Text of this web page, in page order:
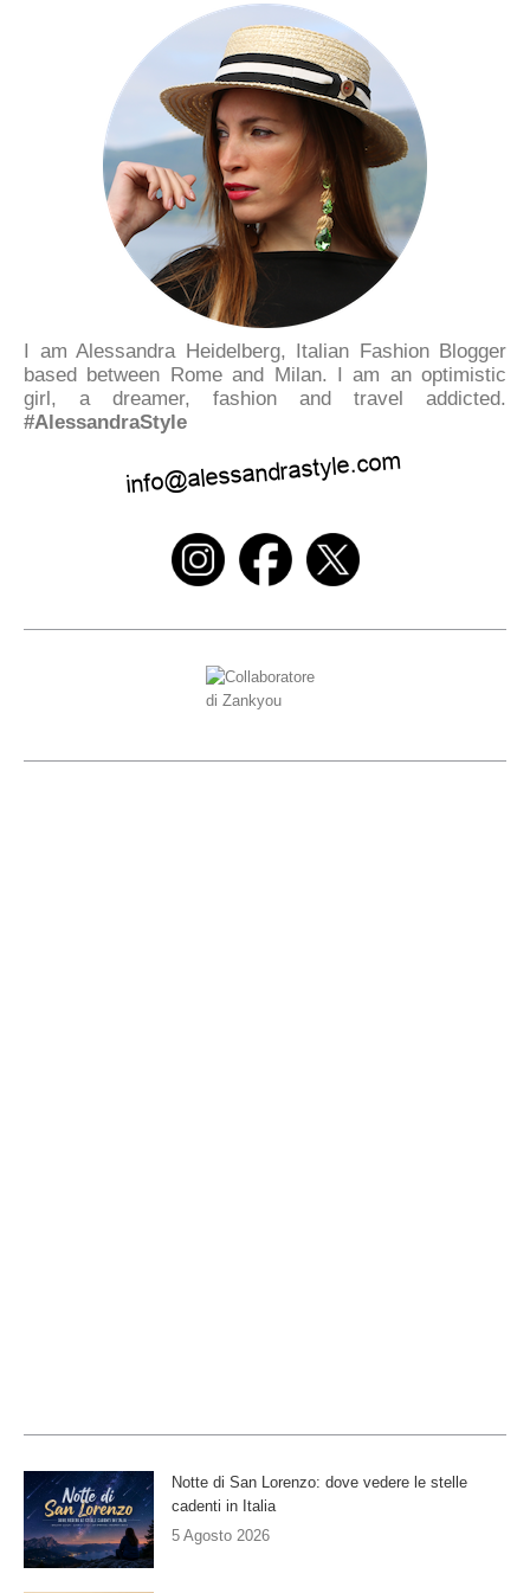
I am Alessandra Heidelberg, Italian Fashion Blogger
based between Rome and Milan. I am an optimistic
girl, a dreamer, fashion and travel addicted.
#AlessandraStyle
Notte di San Lorenzo: dove vedere le stelle
cadenti in Italia
5 Agosto 2026